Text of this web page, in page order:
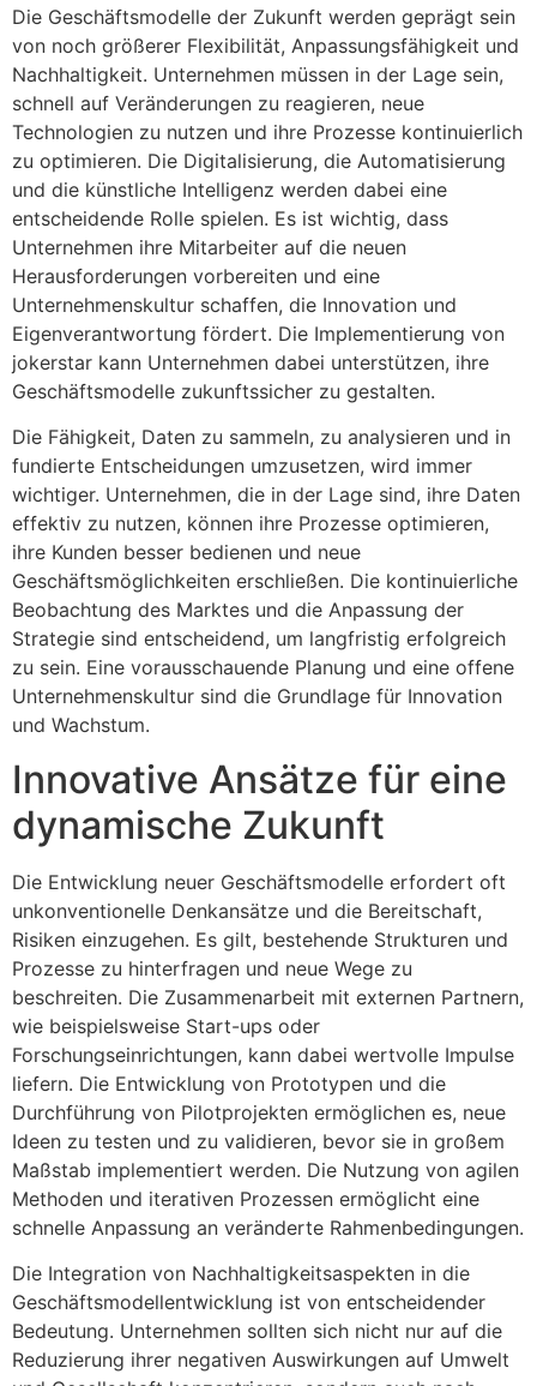
Die Geschäftsmodelle der Zukunft werden geprägt sein
von noch größerer Flexibilität, Anpassungsfähigkeit und
Nachhaltigkeit. Unternehmen müssen in der Lage sein,
schnell auf Veränderungen zu reagieren, neue
Technologien zu nutzen und ihre Prozesse kontinuierlich
zu optimieren. Die Digitalisierung, die Automatisierung
und die künstliche Intelligenz werden dabei eine
entscheidende Rolle spielen. Es ist wichtig, dass
Unternehmen ihre Mitarbeiter auf die neuen
Herausforderungen vorbereiten und eine
Unternehmenskultur schaffen, die Innovation und
Eigenverantwortung fördert. Die Implementierung von
jokerstar kann Unternehmen dabei unterstützen, ihre
Geschäftsmodelle zukunftssicher zu gestalten.
Die Fähigkeit, Daten zu sammeln, zu analysieren und in
fundierte Entscheidungen umzusetzen, wird immer
wichtiger. Unternehmen, die in der Lage sind, ihre Daten
effektiv zu nutzen, können ihre Prozesse optimieren,
ihre Kunden besser bedienen und neue
Geschäftsmöglichkeiten erschließen. Die kontinuierliche
Beobachtung des Marktes und die Anpassung der
Strategie sind entscheidend, um langfristig erfolgreich
zu sein. Eine vorausschauende Planung und eine offene
Unternehmenskultur sind die Grundlage für Innovation
und Wachstum.
Innovative Ansätze für eine
dynamische Zukunft
Die Entwicklung neuer Geschäftsmodelle erfordert oft
unkonventionelle Denkansätze und die Bereitschaft,
Risiken einzugehen. Es gilt, bestehende Strukturen und
Prozesse zu hinterfragen und neue Wege zu
beschreiten. Die Zusammenarbeit mit externen Partnern,
wie beispielsweise Start-ups oder
Forschungseinrichtungen, kann dabei wertvolle Impulse
liefern. Die Entwicklung von Prototypen und die
Durchführung von Pilotprojekten ermöglichen es, neue
Ideen zu testen und zu validieren, bevor sie in großem
Maßstab implementiert werden. Die Nutzung von agilen
Methoden und iterativen Prozessen ermöglicht eine
schnelle Anpassung an veränderte Rahmenbedingungen.
Die Integration von Nachhaltigkeitsaspekten in die
Geschäftsmodellentwicklung ist von entscheidender
Bedeutung. Unternehmen sollten sich nicht nur auf die
Reduzierung ihrer negativen Auswirkungen auf Umwelt